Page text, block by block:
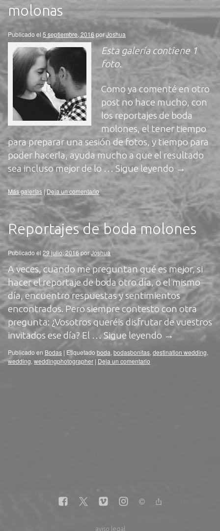
molonas
Publicado el 5 septiembre, 2016 porJoshua
Esta galería contiene 1
foto.
Como ya comenté en otro
post no hace mucho, con
los reportajes de boda
molones, el tener tiempo
para preparar una sesión de fotos, y tiempo para
poder hacerla, ayuda mucho a que el resultado
sea incluso mejor de lo … Sigue leyendo →
Más galerías |Deja un comentario
Reportajes de boda molones
Publicado el 29 julio, 2016 porJoshua
A veces, cuando me preguntan qué es mejor, si
hacer el reportaje de boda otro día, o el mismo
día, encuentro respuestas y sentimientos
encontrados. Pero siempre contesto con otra
pregunta: ¿Vosotros queréis disfrutar de vuestros
invitados ese día? El …Sigue leyendo →
Publicado en Bodas | Etiquetado boda, bodasbonitas, destination wedding,
wedding, weddingphotographer | Deja un comentario
aviso legal